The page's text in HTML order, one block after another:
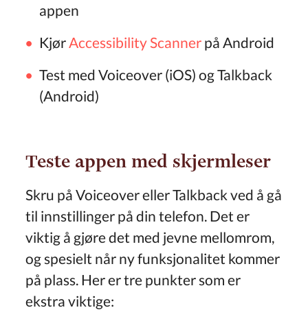
appen
KjørAccessibility Scanner på Android
Test med Voiceover (iOS) og Talkback
(Android)
Teste appen med skjermleser
Skru på Voiceover eller Talkback ved å gå
til innstillinger på din telefon. Det er
viktig å gjøre det med jevne mellomrom,
og spesielt når ny funksjonalitet kommer
på plass. Her er tre punkter som er
ekstra viktige: